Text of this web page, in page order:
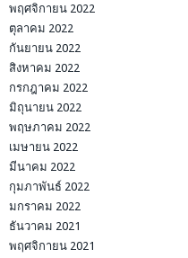
พฤศจิกายน 2022
ตุลาคม 2022
กันยายน 2022
สิงหาคม 2022
กรกฎาคม 2022
มิถุนายน 2022
พฤษภาคม 2022
เมษายน 2022
มีนาคม 2022
กุมภาพันธ์ 2022
มกราคม 2022
ธันวาคม 2021
พฤศจิกายน 2021